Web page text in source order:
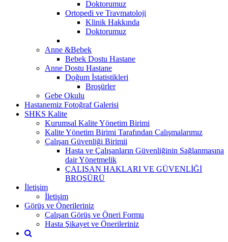
Doktorumuz
Ortopedi ve Travmatoloji
Klinik Hakkında
Doktorumuz
Anne &Bebek
Bebek Dostu Hastane
Anne Dostu Hastane
Doğum İstatistikleri
Broşürler
Gebe Okulu
Hastanemiz Fotoğraf Galerisi
SHKS Kalite
Kurumsal Kalite Yönetim Birimi
Kalite Yönetim Birimi Tarafından Çalışmalarımız
Çalışan Güvenliği Birimii
Hasta ve Çalışanların Güvenliğinin Sağlanmasına
dair Yönetmelik
ÇALIŞAN HAKLARI VE GÜVENLİĞİ
BROŞÜRÜ
İletişim
İletişim
Görüş ve Önerileriniz
Çalışan Görüş ve Öneri Formu
Hasta Şikayet ve Önerileriniz